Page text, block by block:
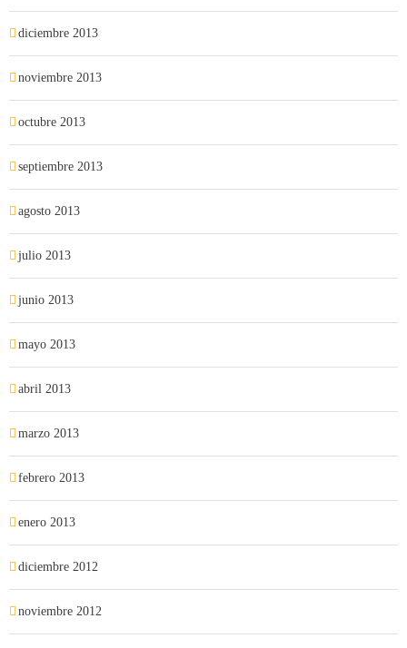
diciembre 2013
noviembre 2013
octubre 2013
septiembre 2013
agosto 2013
julio 2013
junio 2013
mayo 2013
abril 2013
marzo 2013
febrero 2013
enero 2013
diciembre 2012
noviembre 2012